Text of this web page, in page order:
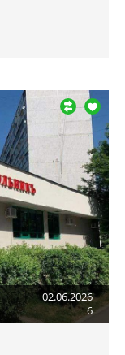
02.06.2026
6